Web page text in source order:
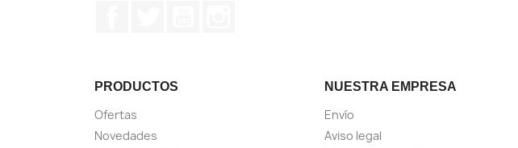
PRODUCTOS
Ofertas
Novedades
NUESTRA EMPRESA
Envío
Aviso legal